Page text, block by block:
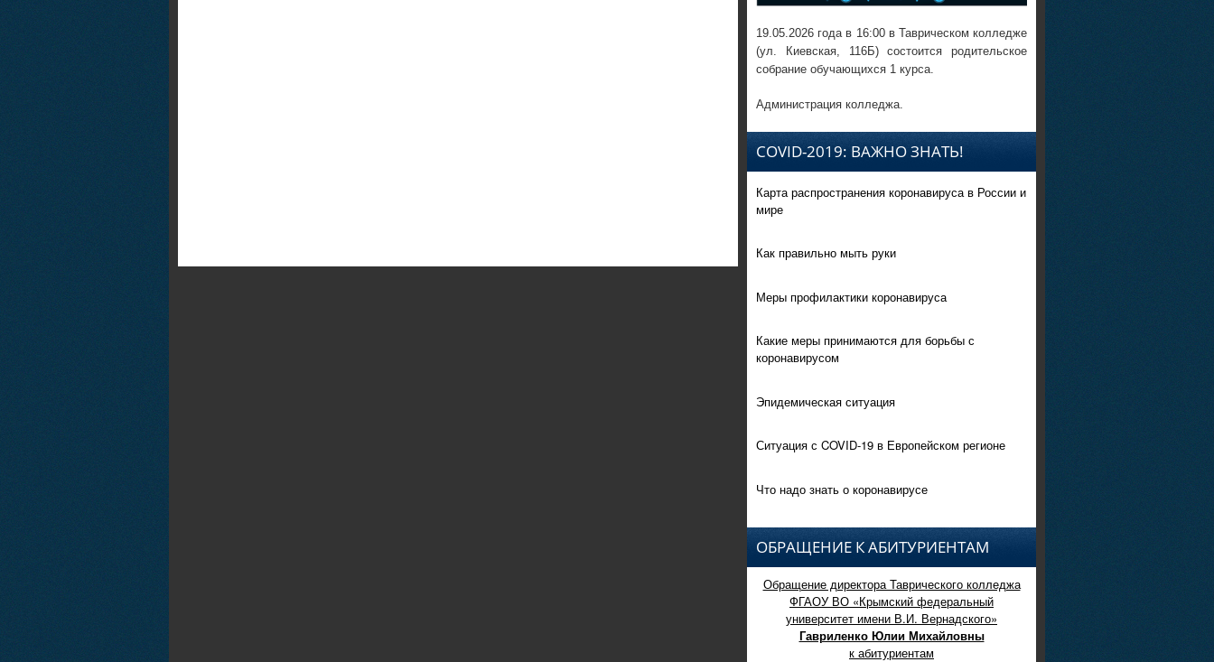
19.05.2026 года в 16:00 в Таврическом колледже
(ул. Киевская, 116Б) состоится родительское
собрание обучающихся 1 курса.
Администрация колледжа.
COVID-2019: ВАЖНО ЗНАТЬ!
Карта распространения коронавируса в России и
мире
Как правильно мыть руки
Меры профилактики коронавируса
Какие меры принимаются для борьбы с
коронавирусом
Эпидемическая ситуация
Ситуация с COVID-19 в Европейском регионе
Что надо знать о коронавирусе
ОБРАЩЕНИЕ К АБИТУРИЕНТАМ
Обращение директора Таврического колледжа
ФГАОУ ВО «Крымский федеральный
университет имени В.И. Вернадского»
Гавриленко Юлии Михайловны
к абитуриентам